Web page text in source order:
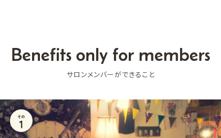
Benefits only for members
サロンメンバーができること